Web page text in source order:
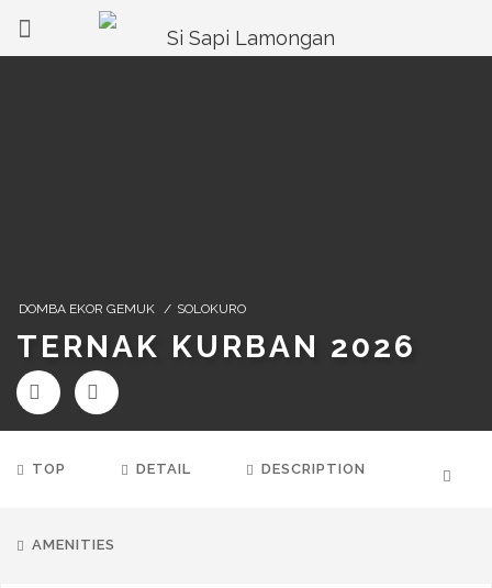
DOMBA EKOR GEMUK / SOLOKURO
TERNAK KURBAN 2026
TOP DETAIL DESCRIPTION
AMENITIES